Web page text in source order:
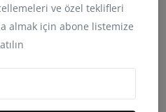
ve özel teklifleri
almak için abone listemize
şüphesiyle gözaltına alınan HDP